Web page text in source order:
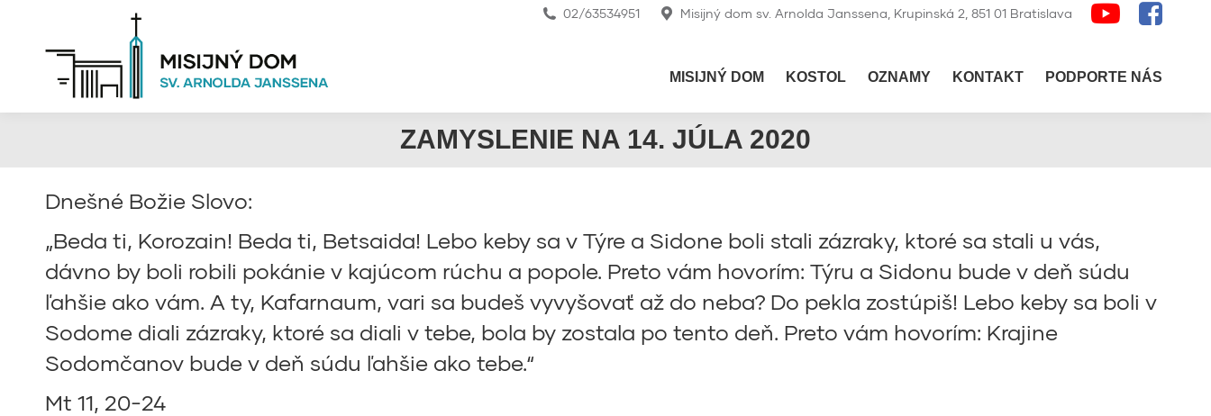
02/63534951 Misijný dom sv. Arnolda Janssena, Krupinská 2, 851 01 Bratislava
MISIJNÝ DOM KOSTOL OZNAMY KONTAKT PODPORTE NÁS
ZAMYSLENIE NA 14. JÚLA 2020
Dnešné Božie Slovo:
„Beda ti, Korozain! Beda ti, Betsaida! Lebo keby sa v Týre a Sidone boli stali zázraky, ktoré sa stali u vás,
dávno by boli robili pokánie v kajúcom rúchu a popole. Preto vám hovorím: Týru a Sidonu bude v deň súdu
ľahšie ako vám. A ty, Kafarnaum, vari sa budeš vyvyšovať až do neba? Do pekla zostúpiš! Lebo keby sa boli v
Sodome diali zázraky, ktoré sa diali v tebe, bola by zostala po tento deň. Preto vám hovorím: Krajine
Sodomčanov bude v deň súdu ľahšie ako tebe.“
Mt 11, 20-24